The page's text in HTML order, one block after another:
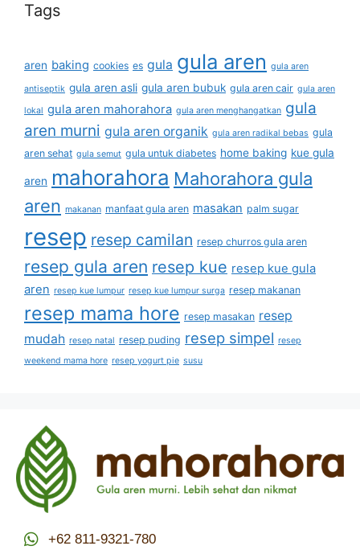
Tags
aren baking cookies es gula gula aren gula aren
antiseptik gula aren asli gula aren bubuk gula aren cair gula aren
lokal gula aren mahorahora gula aren menghangatkan gula
aren murni gula aren organik gula aren radikal bebas gula
aren sehat gula semut gula untuk diabetes home baking kue gula
aren mahorahora Mahorahora gula
aren makanan manfaat gula aren masakan palm sugar
resep resep camilan resep churros gula aren
resep gula aren resep kue resep kue gula
aren resep kue lumpur resep kue lumpur surga resep makanan
resep mama hore resep masakan resep
mudah resep natal resep puding resep simpel resep
weekend mama hore resep yogurt pie susu
+62 811-9321-780